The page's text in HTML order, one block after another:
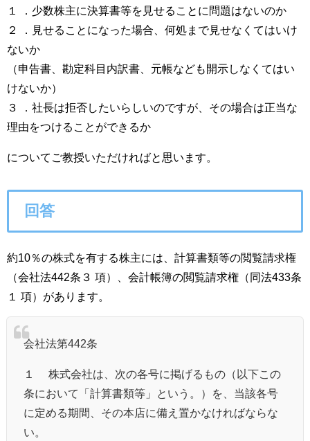
１ ．少数株主に決算書等を見せることに問題はないのか
２ ．見せることになった場合、何処まで見せなくてはいけ
ないか
（申告書、勘定科目内訳書、元帳なども開示しなくてはい
けないか）
３ ．社長は拒否したいらしいのですが、その場合は正当な
理由をつけることができるか
についてご教授いただければと思います。
回答
約10％の株式を有する株主には、計算書類等の閲覧請求権
（会社法442条３ 項）、会計帳簿の閲覧請求権（同法433条
１ 項）があります。
会社法第442条
１ 株式会社は、次の各号に掲げるもの（以下この
条において「計算書類等」という。）を、当該各号
に定める期間、その本店に備え置かなければならな
い。